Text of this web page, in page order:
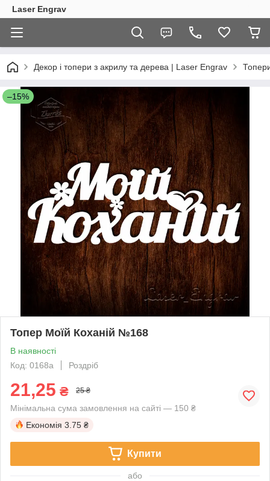
Laser Engrav
Декор і топери з акрилу та дерева | Laser Engrav
–15%
Топер Моїй Коханій №168
В наявності
Код: 0168a
Роздріб
21,25 ₴ 25 ₴
Мінімальна сума замовлення на сайті — 150 ₴
Економія 3.75 ₴
Купити
або